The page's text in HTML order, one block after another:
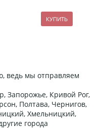
ведь мы отправляем
Запорожье, Кривой Рог,
Полтава, Чернигов,
Хмельницкий,
города